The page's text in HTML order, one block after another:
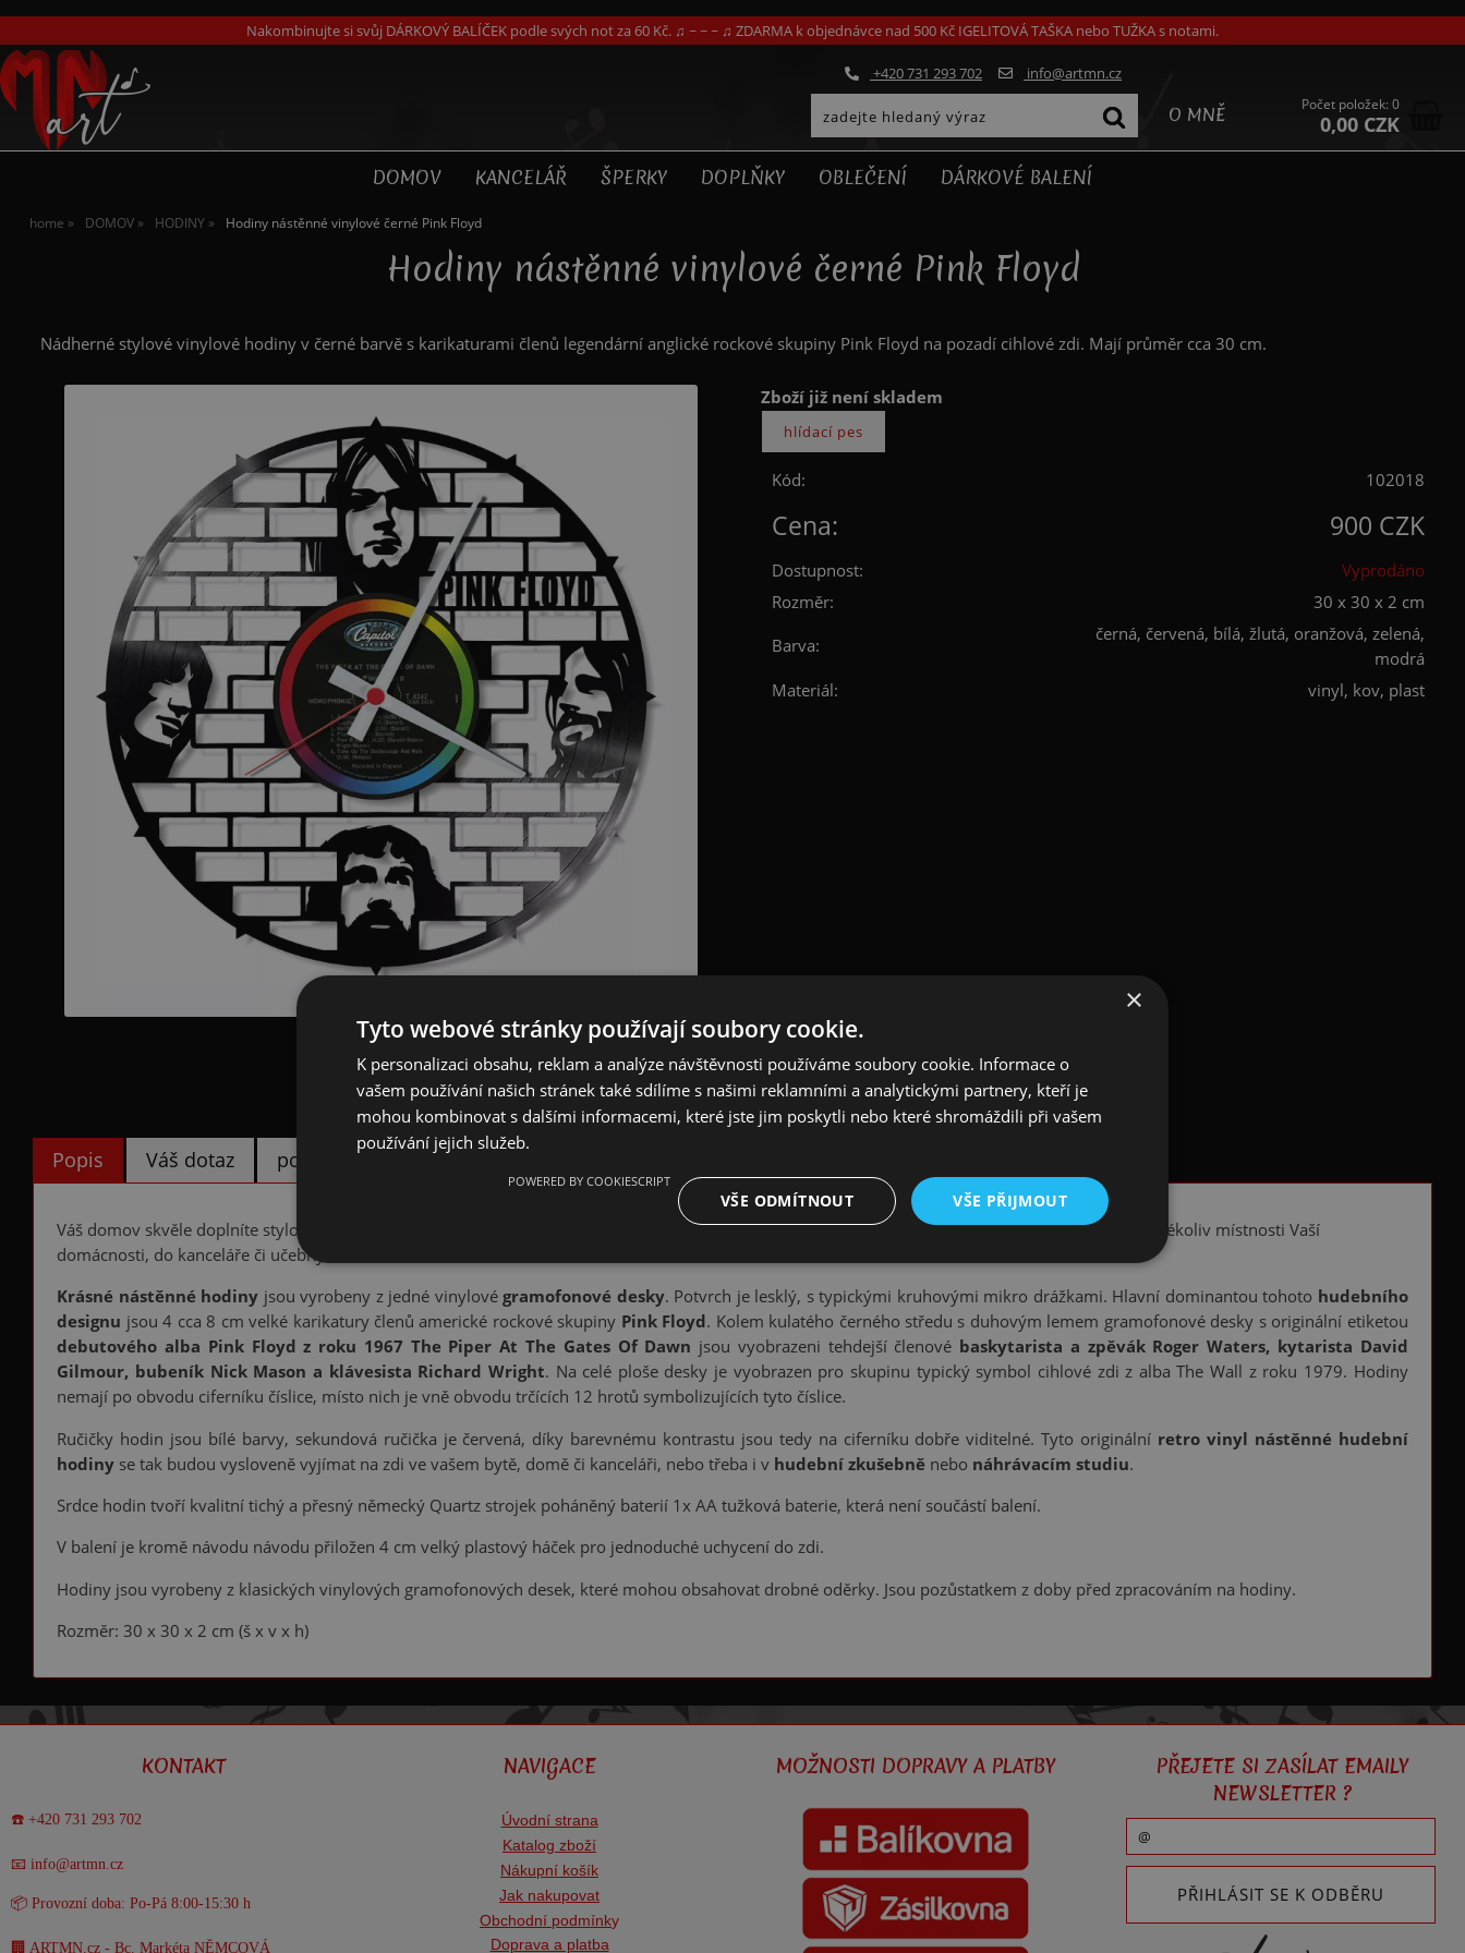
Nakombinujte si svůj DÁRKOVÝ BALÍČEK podle svých not za 60 Kč. ♫ ~ ~ ~ ♫ ZDARMA k objednávce nad 500 Kč IGELITOVÁ TAŠKA nebo TUŽKA s notami.
O MNĚ
+420 731 293 702 info@artmn.cz
Počet položek: 0
0,00 CZK
DOMOV KANCELÁŘ ŠPERKY DOPLŇKY OBLEČENÍ DÁRKOVÉ BALENÍ
home DOMOV HODINY Hodiny nástěnné vinylové černé Pink Floyd
Hodiny nástěnné vinylové černé Pink Floyd
Nádherné stylové vinylové hodiny v černé barvě s karikaturami členů legendární anglické rockové skupiny Pink Floyd na pozadí cihlové zdi. Mají průměr cca 30 cm.
Zboží již není skladem
Kód: 102018
Cena: 900 CZK
Dostupnost:
Vyprodáno
Rozměr:
30 x 30 x 2 cm
Barva:
černá, červená, bílá, žlutá, oranžová, zelená,
modrá
Materiál:
vinyl, kov, plast
Popis Váš dotaz poslat známému
Váš domov skvěle doplníte stylovými hudebními nástěnnými hodinami v tradičním, pro vinyl typickém černém designu. Jsou ideální do jekékoliv místnosti Vaší
domácnosti, do kanceláře či učebny.
Krásné nástěnné hodiny jsou vyrobeny z jedné vinylovégramofonové desky. Potvrch je lesklý, s typickými kruhovými mikro drážkami. Hlavní dominantou tohoto hudebního
designu jsou 4 cca 8 cm velké karikatury členů americké rockové skupiny Pink Floyd. Kolem kulatého černého středu s duhovým lemem gramofonové desky s originální etiketou
debutovéhoalba Pink Floyd z roku 1967 The Piper At The Gates Of Dawn jsou vyobrazeni tehdejší členové baskytarista a zpěvák Roger Waters, kytarista David
Gilmour, bubeník Nick Mason a klávesista Richard Wright. Na celé ploše desky je vyobrazen pro skupinu typický symbol cihlové zdi z alba The Wall z roku 1979. Hodiny
nemají po obvodu ciferníku číslice, místo nich je vně obvodu trčících 12 hrotů symbolizujících tyto číslice.
Ručičky hodin jsou bílé barvy, sekundová ručička je červená, díky barevnému kontrastu jsou tedy na ciferníku dobře viditelné. Tyto originální retro vinyl nástěnné hudební
hodiny se tak budou vysloveně vyjímat na zdi ve vašem bytě, domě či kanceláři, nebo třeba i v hudební zkušebně nebo náhrávacím studiu.
Srdce hodin tvoří kvalitní tichý a přesný německý Quartz strojek poháněný baterií 1x AA tužková baterie, která není součástí balení.
V balení je kromě návodu návodu přiložen 4 cm velký plastový háček pro jednoduché uchycení do zdi.
Hodiny jsou vyrobeny z klasických vinylových gramofonových desek, které mohou obsahovat drobné oděrky. Jsou pozůstatkem z doby před zpracováním na hodiny.
Rozměr: 30 x 30 x 2 cm (š x v x h)
KONTAKT
☎️ +420 731 293 702
📧 info@artmn.cz
📦 Provozní doba: Po-Pá 8:00-15:30 h
🏢 ARTMN.cz - Bc. Markéta NĚMCOVÁ
NAVIGACE
Úvodní strana
Katalog zboží
Nákupní košík
Jak nakupovat
Obchodní podmínky
Doprava a platba
MOŽNOSTI DOPRAVY A PLATBY
PŘEJETE SI ZASÍLAT EMAILY
NEWSLETTER ?
×
Tyto webové stránky používají soubory cookie.
K personalizaci obsahu, reklam a analýze návštěvnosti používáme soubory cookie. Informace o
vašem používání našich stránek také sdílíme s našimi reklamními a analytickými partnery, kteří je
mohou kombinovat s dalšími informacemi, které jste jim poskytli nebo které shromáždili při vašem
používání jejich služeb.
VŠE PŘIJMOUT
VŠE ODMÍTNOUT
POWERED BY COOKIESCRIPT